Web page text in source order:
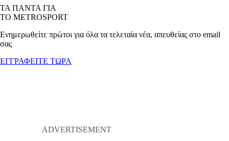
ΤΑ ΠΑΝΤΑ ΓΙΑ
ΤΟ METROSPORT
Ενημερωθείτε πρώτοι για όλα τα τελεταία νέα, απευθείας στο email
σας
ΕΓΓΡΑΦΕΙΤΕ ΤΩΡΑ